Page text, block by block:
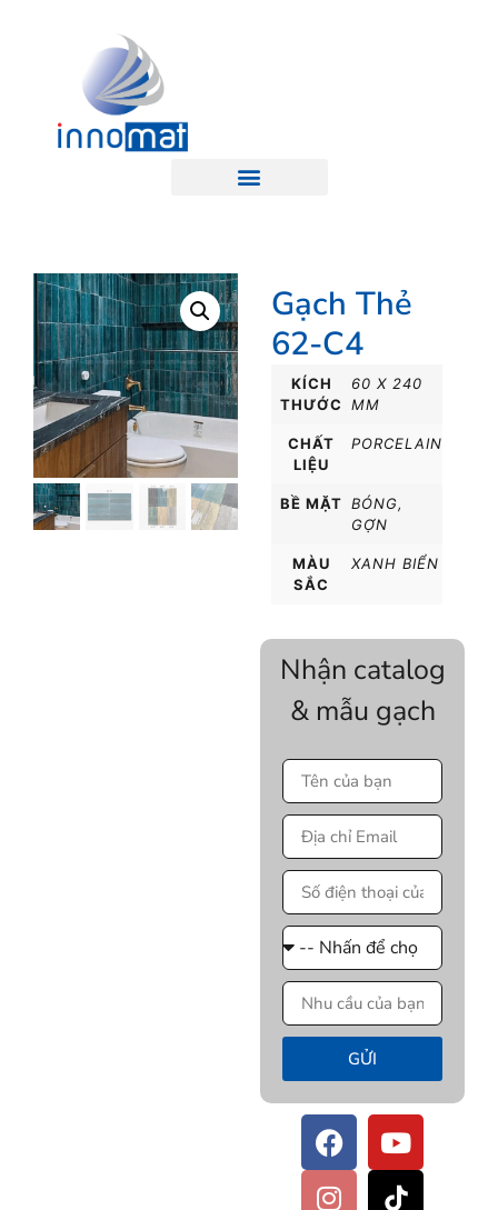
Gạch Thẻ
62-C4
KÍCH
THƯỚC
60 X 240
MM
CHẤT
LIỆU
PORCELAIN
BỀ MẶT BÓNG,
GỢN
MÀU
SẮC
XANH BIỂN
Nhận catalog
& mẫu gạch
GỬI